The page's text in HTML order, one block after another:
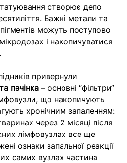
створює депо
Важкі метали та
можуть поступово
і накопичуватися
привернули
печінка – основні “фільтри”
що накопичують
хронічним запаленням:
через 2 місяці після
лімфовузлах все ще
ознаки запальної реакції
самих вузлах частина